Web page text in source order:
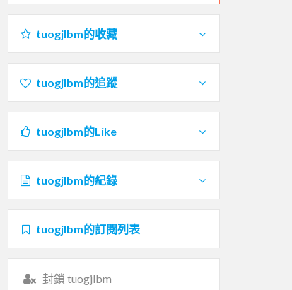
tuogjlbm的收藏
tuogjlbm的追蹤
tuogjlbm的Like
tuogjlbm的紀錄
tuogjlbm的訂閱列表
封鎖 tuogjlbm